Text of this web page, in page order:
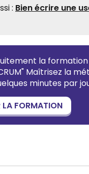
: Bien écrire une
la formation
Maîtrisez la
minutes par
LA FORMATION